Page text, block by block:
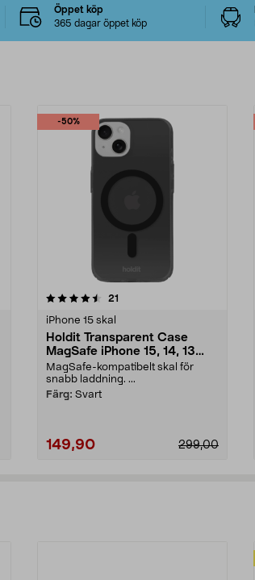
Öppet köp
365 dagar öppet köp
-50%
21
iPhone 15 skal
Holdit Transparent Case
MagSafe iPhone 15, 14, 13
mobilskal
MagSafe-kompatibelt skal för
snabb laddning. ...
Färg: Svart
149,90 299,00
4.5 av 5 stjärnor